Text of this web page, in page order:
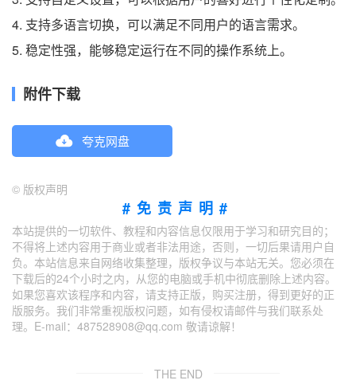
4. 支持多语言切换，可以满足不同用户的语言需求。
5. 稳定性强，能够稳定运行在不同的操作系统上。
附件下载
夸克网盘
© 版权声明
#免责声明#
本站提供的一切软件、教程和内容信息仅限用于学习和研究目的；
不得将上述内容用于商业或者非法用途，否则，一切后果请用户自
负。本站信息来自网络收集整理，版权争议与本站无关。您必须在
下载后的24个小时之内，从您的电脑或手机中彻底删除上述内容。
如果您喜欢该程序和内容，请支持正版，购买注册，得到更好的正
版服务。我们非常重视版权问题，如有侵权请邮件与我们联系处
理。E-mail：487528908@qq.com 敬请谅解！
THE END